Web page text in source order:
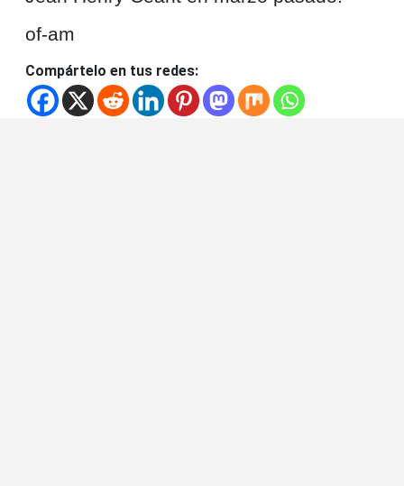
of-am
Compártelo en tus redes: